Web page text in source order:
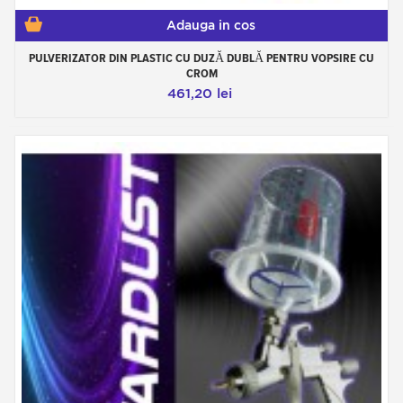
Adauga in cos
PULVERIZATOR DIN PLASTIC CU DUZĂ DUBLĂ PENTRU VOPSIRE CU
CROM
461,20 lei